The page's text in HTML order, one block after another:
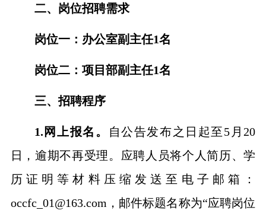
二、岗位招聘需求
岗位一：办公室副主任1名
岗位二：项目部副主任1名
三、招聘程序
1.网上报名。 自公告发布之日起至5月20
日，逾期不再受理。应聘人员将个人简历、学
历证明等材料压缩发送至电子邮箱：
occfc_01@163.com，邮件标题名称为“应聘岗位